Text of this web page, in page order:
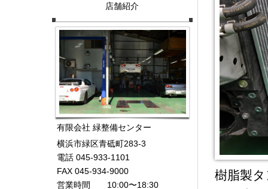
樹脂製
店舗紹介
有限会社 緑整備センター
横浜市緑区青砥町283-3
電話 045-933-1101
FAX 045-934-9000
営業時間 10:00〜18:30